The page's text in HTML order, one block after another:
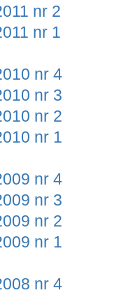
nr 2
nr 1
nr 4
nr 3
nr 2
nr 1
nr 4
nr 3
nr 2
nr 1
nr 4